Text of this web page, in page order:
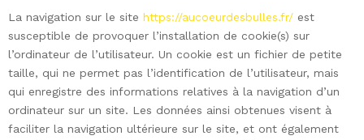
La navigation sur le site https://aucoeurdesbulles.fr/ est
susceptible de provoquer l’installation de cookie(s) sur
l’ordinateur de l’utilisateur. Un cookie est un fichier de petite
taille, qui ne permet pas l’identification de l’utilisateur, mais
qui enregistre des informations relatives à la navigation d’un
ordinateur sur un site. Les données ainsi obtenues visent à
faciliter la navigation ultérieure sur le site, et ont également